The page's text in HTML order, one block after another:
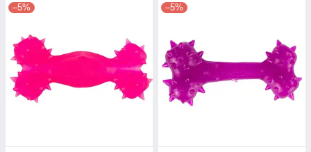
–5% –5%